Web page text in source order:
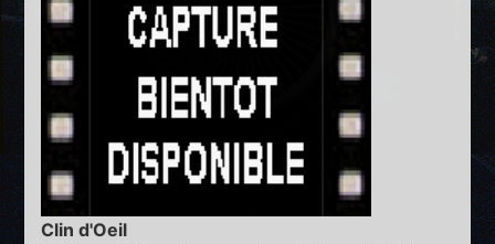
Clin d'Oeil